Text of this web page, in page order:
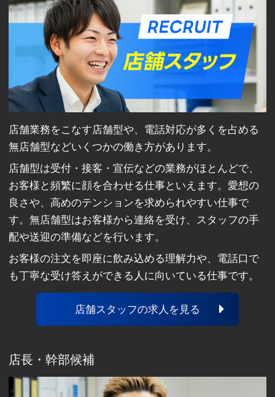
店舗業務をこなす店舗型や、電話対応が多くを占める
無店舗型などいくつかの働き方があります。
店舗型は受付・接客・宣伝などの業務がほとんどで、
お客様と頻繁に顔を合わせる仕事といえます。愛想の
良さや、高めのテンションを求められやすい仕事で
す。無店舗型はお客様から連絡を受け、スタッフの手
配や送迎の準備などを行います。
お客様の注文を即座に飲み込める理解力や、電話口で
も丁寧な受け答えができる人に向いている仕事です。
店舗スタッフの求人を見る
店長・幹部候補